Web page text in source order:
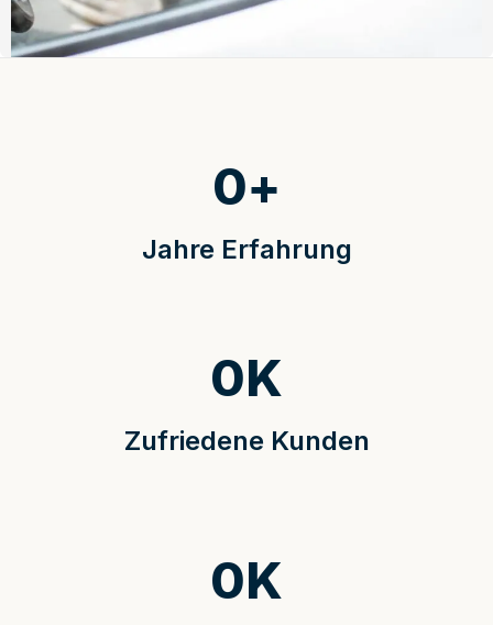
Jahre Erfahrung
0+
Zufriedene Kunden
0K
0K